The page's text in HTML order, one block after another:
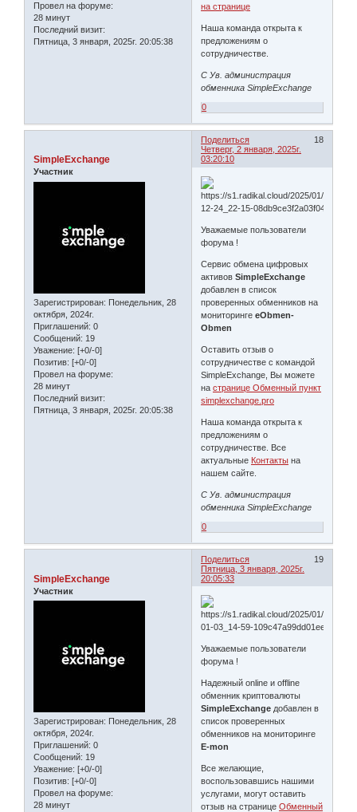
Провел на форуме:
28 минут
Последний визит:
Пятница, 3 января, 2025г. 20:05:38
на странице
Наша команда открыта к
предложениям о
сотрудничестве.
С Ув. администрация
обменника SimpleExchange
0
Поделиться
18
Четверг, 2 января, 2025г.
03:20:10
SimpleExchange
Участник
Зарегистрирован: Понедельник, 28
октября, 2024г.
Приглашений: 0
Сообщений: 19
Уважение: [+0/-0]
Позитив: [+0/-0]
Провел на форуме:
28 минут
Последний визит:
Пятница, 3 января, 2025г. 20:05:38
Уважаемые пользователи
форума !
Сервис обмена цифровых
активовSimpleExchange
добавлен в список
проверенных обменников на
мониторингеeObmen-
Obmen
Оставить отзыв о
сотрудничестве с командой
SimpleExchange, Вы можете
настранице Обменный пункт
simplexchange.pro
Наша команда открыта к
предложениям о
сотрудничестве. Все
актуальные Контакты на
нашем сайте.
С Ув. администрация
обменника SimpleExchange
0
Поделиться
19
Пятница, 3 января, 2025г.
20:05:33
SimpleExchange
Участник
Зарегистрирован: Понедельник, 28
октября, 2024г.
Приглашений: 0
Сообщений: 19
Уважение: [+0/-0]
Позитив: [+0/-0]
Провел на форуме:
28 минут
Уважаемые пользователи
форума !
Надежный online и offline
обменник криптовалюты
SimpleExchange добавлен в
список проверенных
обменников на мониторинге
E-mon
Все желающие,
воспользовавшись нашими
услугами, могут оставить
отзыв на страницеОбменный